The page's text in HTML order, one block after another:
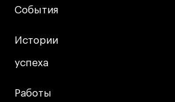
Условия возврата
Лицензия на осуществление
Университет»
События
События
Истории
успеха
Истории
успеха
Работы
Работы